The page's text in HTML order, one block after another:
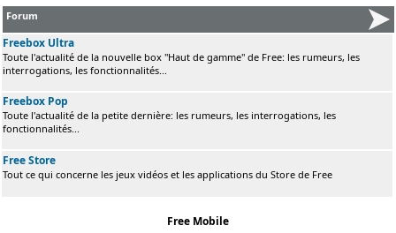
Forum
Freebox Ultra
Toute l'actualité de la nouvelle box "Haut de gamme" de Free: les rumeurs, les
interrogations, les fonctionnalités...
Freebox Pop
Toute l'actualité de la petite dernière: les rumeurs, les interrogations, les
fonctionnalités...
Free Store
Tout ce qui concerne les jeux vidéos et les applications du Store de Free
Free Mobile